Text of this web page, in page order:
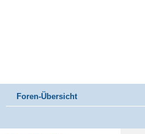
Foren-Übersicht